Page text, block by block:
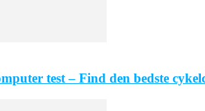
test – Find den bedste